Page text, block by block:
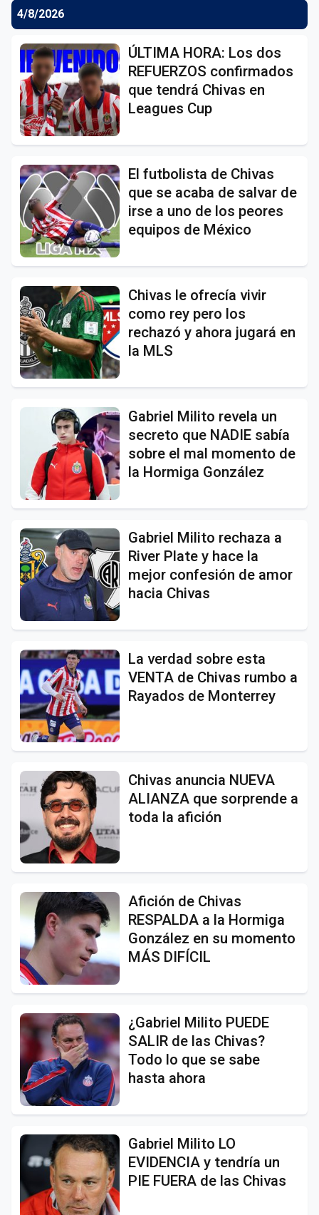
4/8/2026
ÚLTIMA HORA: Los dos
REFUERZOS confirmados
que tendrá Chivas en
Leagues Cup
El futbolista de Chivas
que se acaba de salvar de
irse a uno de los peores
equipos de México
Chivas le ofrecía vivir
como rey pero los
rechazó y ahora jugará en
la MLS
Gabriel Milito revela un
secreto que NADIE sabía
sobre el mal momento de
la Hormiga González
Gabriel Milito rechaza a
River Plate y hace la
mejor confesión de amor
hacia Chivas
La verdad sobre esta
VENTA de Chivas rumbo a
Rayados de Monterrey
Chivas anuncia NUEVA
ALIANZA que sorprende a
toda la afición
Afición de Chivas
RESPALDA a la Hormiga
González en su momento
MÁS DIFÍCIL
¿Gabriel Milito PUEDE
SALIR de las Chivas?
Todo lo que se sabe
hasta ahora
Gabriel Milito LO
EVIDENCIA y tendría un
PIE FUERA de las Chivas